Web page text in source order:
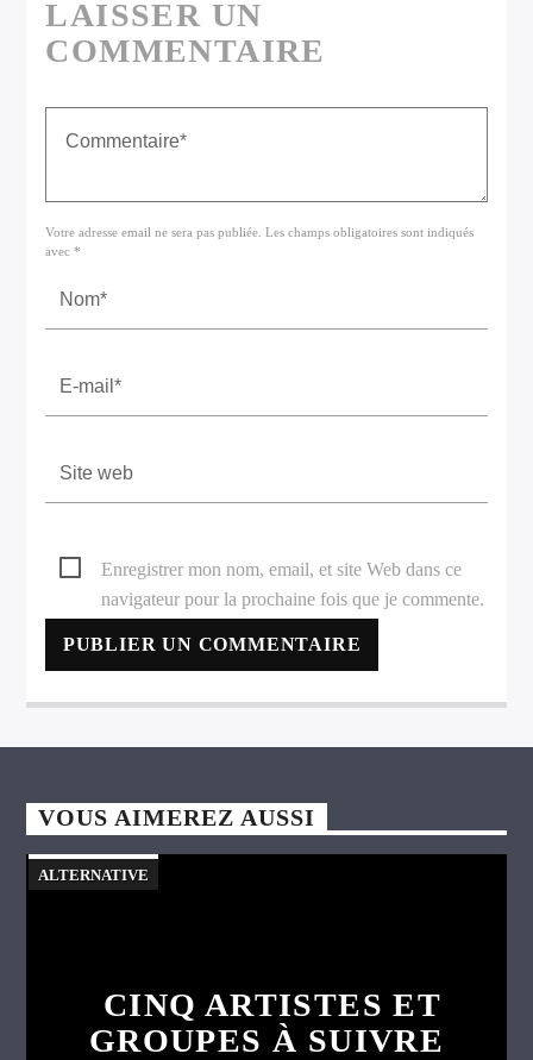
LAISSER UN
COMMENTAIRE
Votre adresse email ne sera pas publiée. Les champs obligatoires sont indiqués
avec *
Enregistrer mon nom, email, et site Web dans ce
navigateur pour la prochaine fois que je commente.
VOUS AIMEREZ AUSSI
ALTERNATIVE
CINQ ARTISTES ET
GROUPES À SUIVRE